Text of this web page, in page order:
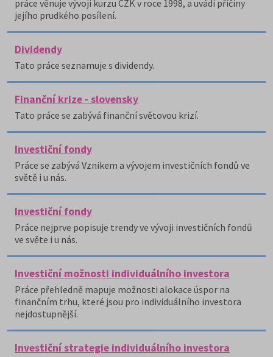
práce věnuje vývoji kurzu CZK v roce 1998, a uvádí příčiny
jejího prudkého posílení.
Dividendy
Tato práce seznamuje s dividendy.
Finanční krize - slovensky
Tato práce se zabývá finanční světovou krizí.
Investiční fondy
Práce se zabývá Vznikem a vývojem investičních fondů ve
světě i u nás.
Investiční fondy
Práce nejprve popisuje trendy ve vývoji investičních fondů
ve světe i u nás.
Investiční možnosti individuálního investora
Práce přehledně mapuje možnosti alokace úspor na
finančním trhu, které jsou pro individuálního investora
nejdostupnější.
Investiční strategie individuálního investora